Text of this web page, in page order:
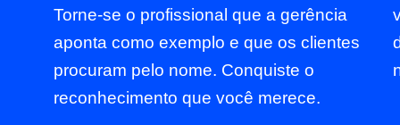
Torne-se o profissional que a gerência
aponta como exemplo e que os clientes
procuram pelo nome. Conquiste o
reconhecimento que você merece.